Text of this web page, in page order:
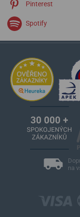
Pinterest
Spotify
na